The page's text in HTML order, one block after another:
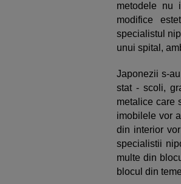
metodele nu
modifice
specialistul
unui spital,
Japonezii s-
stat - scoli,
metalice care
imobilele vor
din interior
specialistii
multe din
blocul din